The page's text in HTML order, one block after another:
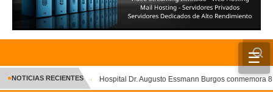
☰
INICIO
CRÓNICA
●NOTICIAS RECIENTES Hospital Dr. Augusto Essmann Burgos conmemora